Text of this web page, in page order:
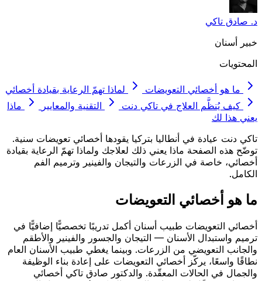
د. صادق تاكي
خبير أسنان
المحتويات
ما هو أخصائي التعويضات
لماذا تهمّ الرعاية بقيادة أخصائي
كيف يُنظَّم العلاج في تاكي دنت
التقنية والمعايير
ماذا
يعني هذا لك
تاكي دنت عيادة في أنطاليا بتركيا يقودها أخصائي تعويضات سنية.
توضّح هذه الصفحة ماذا يعني ذلك لعلاجك ولماذا تهمّ الرعاية بقيادة
أخصائي، خاصة في الزرعات والتيجان والفينير وترميم الفم
الكامل.
ما هو أخصائي التعويضات
أخصائي التعويضات طبيب أسنان أكمل تدريبًا تخصصيًّا إضافيًّا في
ترميم واستبدال الأسنان — التيجان والجسور والفينير والأطقم
والجانب التعويضي من الزرعات. وبينما يغطي طبيب الأسنان العام
نطاقًا واسعًا، يركّز أخصائي التعويضات على إعادة بناء الوظيفة
والجمال في الحالات المعقّدة. والدكتور صادق تاكي أخصائي